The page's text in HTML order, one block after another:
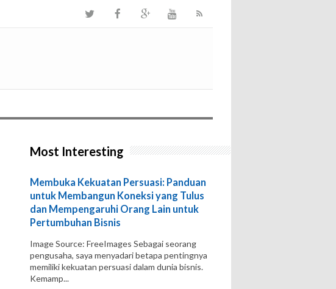
Most Interesting
Membuka Kekuatan Persuasi: Panduan
untuk Membangun Koneksi yang Tulus
dan Mempengaruhi Orang Lain untuk
Pertumbuhan Bisnis
Image Source: FreeImages‍ Sebagai seorang
pengusaha, saya menyadari betapa pentingnya
memiliki kekuatan persuasi dalam dunia bisnis.
Kemamp...